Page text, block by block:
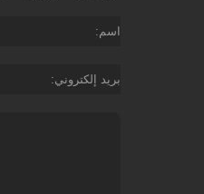
اسم
بريد إلكتروني